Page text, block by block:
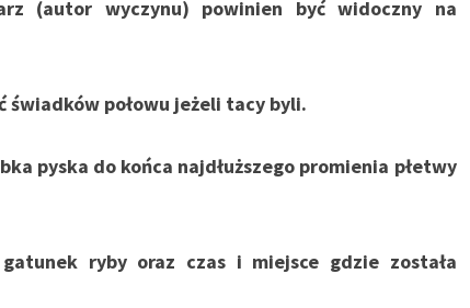
(autor wyczynu) powinien być widoczny na
świadków połowu jeżeli tacy byli.
pyska do końca najdłuższego promienia płetwy
ryby oraz czas i miejsce gdzie została